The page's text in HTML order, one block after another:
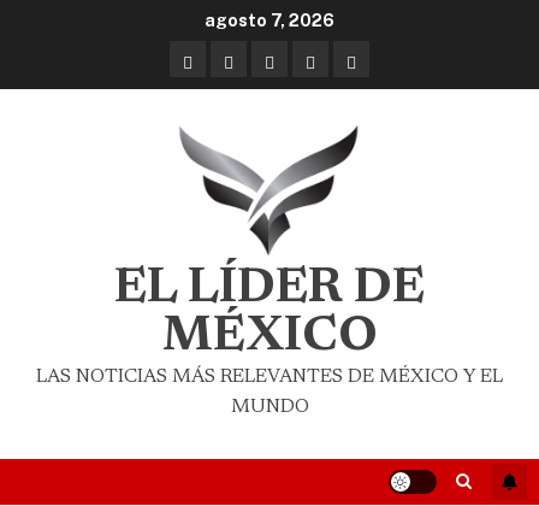
agosto 7, 2026
EL LÍDER DE
MÉXICO
LAS NOTICIAS MÁS RELEVANTES DE MÉXICO Y EL
MUNDO